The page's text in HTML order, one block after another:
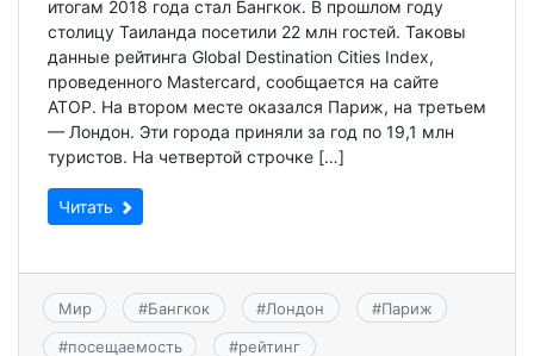
итогам 2018 года стал Бангкок. В прошлом году
столицу Таиланда посетили 22 млн гостей. Таковы
данные рейтинга Global Destination Cities Index,
проведенного Mastercard, сообщается на сайте
АТОР. На втором месте оказался Париж, на третьем
— Лондон. Эти города приняли за год по 19,1 млн
туристов. На четвертой строчке […]
Читать
Мир #Бангкок #Лондон #Париж
#посещаемость #рейтинг